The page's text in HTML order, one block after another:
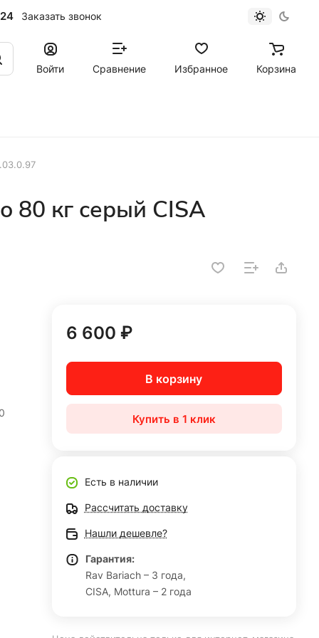
Заказать звонок
Войти Сравнение Избранное Корзина
80 кг серый CISA
6 600 ₽
В корзину
Купить в 1 клик
Есть в наличии
Рассчитать доставку
Нашли дешевле?
Гарантия:
Rav Bariach – 3 года,
CISA, Mottura – 2 года